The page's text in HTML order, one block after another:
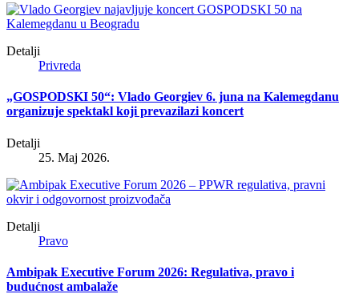
Detalji
Privreda
„GOSPODSKI 50“: Vlado Georgiev 6. juna na Kalemegdanu
organizuje spektakl koji prevazilazi koncert
Detalji
25. Maj 2026.
Detalji
Pravo
Ambipak Executive Forum 2026: Regulativa, pravo i
budućnost ambalaže